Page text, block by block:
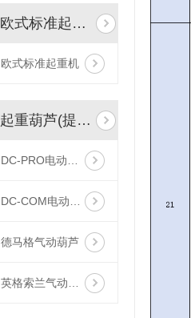
欧式标准起重机
欧式标准起重机
起重葫芦(提升机构）
DC-PRO电动葫芦
DC-COM电动葫芦
德马格气动葫芦
英格索兰气动葫芦